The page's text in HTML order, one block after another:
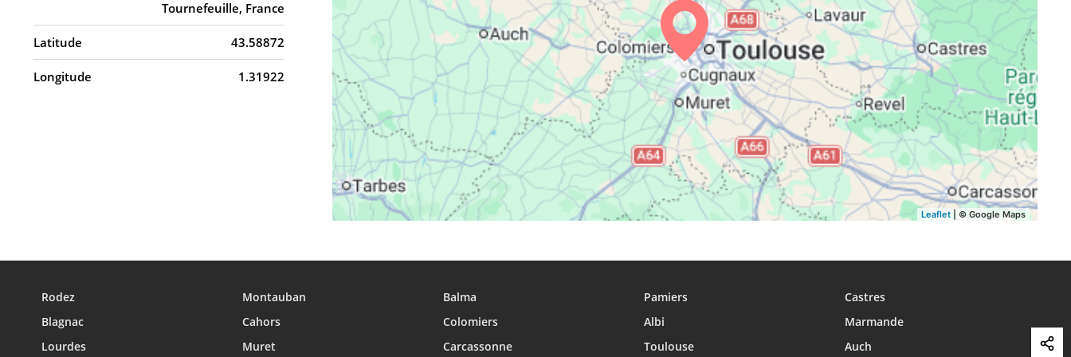
26, Me
06:05 07:12 13:57 17:42 20:41
27, Je
06:07 07:13 13:56 17:41 20:39
21:45
28, Ve
07:14 13:56 17:41 20:37
29, Sa
06:09 07:15 13:56 17:40 20:36
21:41
30, Di
06:11 07:16 13:55 17:39 20:34
21:39
31, Lu
06:12 07:17 13:55 17:38 20:32 21:37
Tournefeuille, France
Latitude 43.58872
Longitude 1.31922
Leaflet | © Google Maps
Rodez Montauban Balma Pamiers
Castres
Blagnac
Cahors Colomiers Albi
Marmande
Lourdes
Muret Carcassonne Toulouse Auch